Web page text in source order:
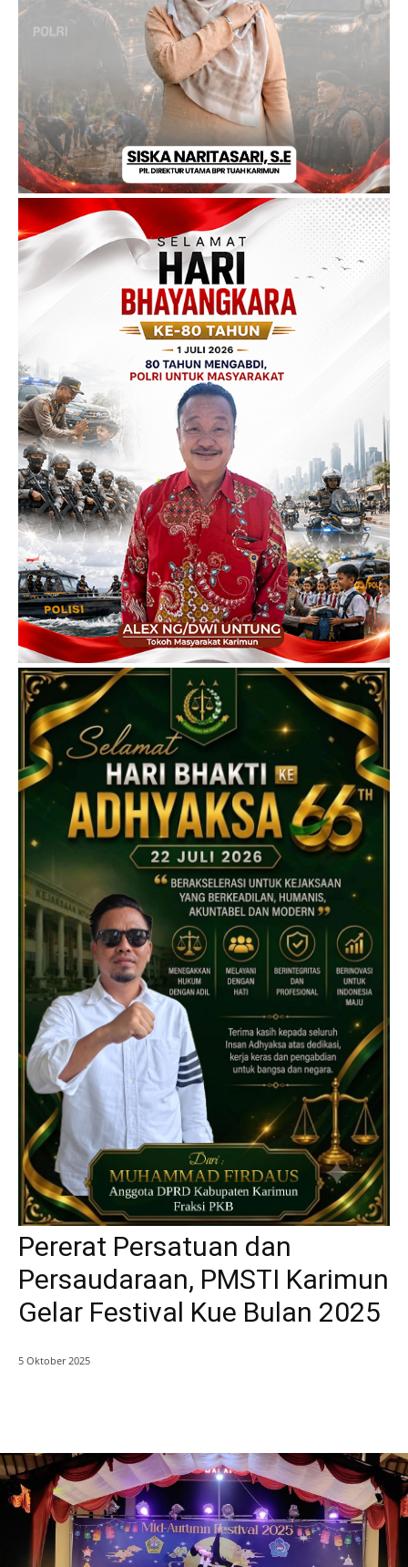
Pererat Persatuan dan
Persaudaraan, PMSTI Karimun
Gelar Festival Kue Bulan 2025
5 Oktober 2025